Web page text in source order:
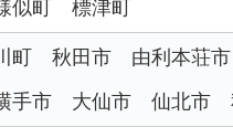
似町
標津町
町 秋田市 由利本荘市
手市
大仙市 仙北市